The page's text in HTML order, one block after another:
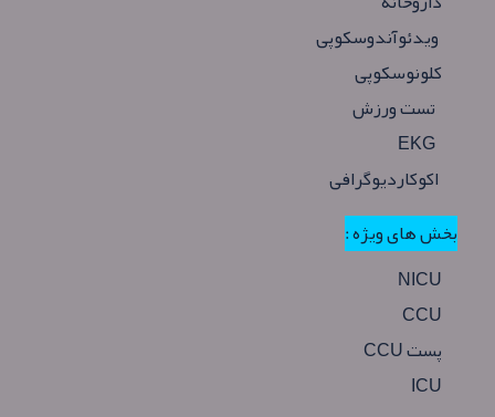
ویدئوآندوسکوپی
کلونوسکوپی
تست ورزش
اکوکاردیوگرافی
بخش های ویژه :
NICU
CCU
پست CCU
ICU